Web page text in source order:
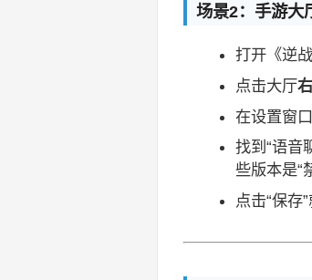
场景2：手游大
打开《逆
点击大厅
在设置窗
找到“语音
些版本是“
点击“保存”